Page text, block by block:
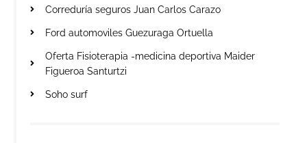
Correduría seguros Juan Carlos Carazo
Ford automoviles Guezuraga Ortuella
Oferta Fisioterapia -medicina deportiva Maider
Figueroa Santurtzi
Soho surf